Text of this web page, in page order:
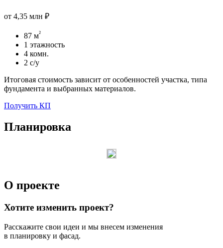
от 4,35 млн ₽
87 м²
1 этажность
4 комн.
2 с/у
Итоговая стоимость зависит от особенностей участка, типа
фундамента и выбранных материалов.
Получить КП
Планировка
О проекте
Хотите изменить проект?
Расскажите свои идеи и мы внесем изменения
в планировку и фасад.